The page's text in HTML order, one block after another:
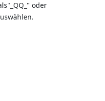
oder